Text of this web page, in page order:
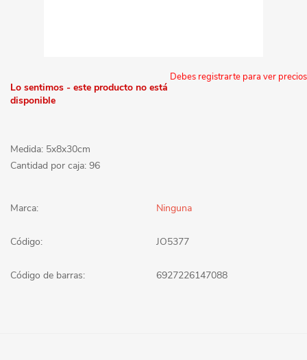
Debes registrarte para ver precios
Lo sentimos - este producto no está
disponible
Medida: 5x8x30cm
Cantidad por caja: 96
Marca: Ninguna
Código: JO5377
Código de barras: 6927226147088